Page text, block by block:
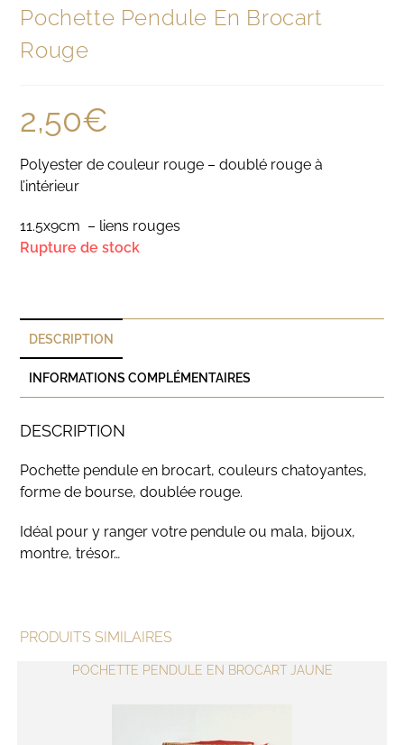
Pochette Pendule En Brocart
Rouge
2,50€
Polyester de couleur rouge – doublé rouge à
l’intérieur
11.5x9cm – liens rouges
Rupture de stock
DESCRIPTION
INFORMATIONS COMPLÉMENTAIRES
DESCRIPTION
Pochette pendule en brocart, couleurs chatoyantes,
forme de bourse, doublée rouge.
Idéal pour y ranger votre pendule ou mala, bijoux,
montre, trésor…
PRODUITS SIMILAIRES
POCHETTE PENDULE EN BROCART JAUNE